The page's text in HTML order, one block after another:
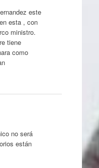
este
esta , con
ministro.
tiene
como
no será
están